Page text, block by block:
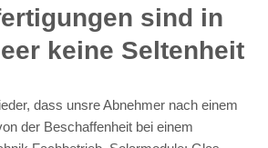
sind in
keine Seltenheit
dass unsre Abnehmer nach einem
der Beschaffenheit bei einem